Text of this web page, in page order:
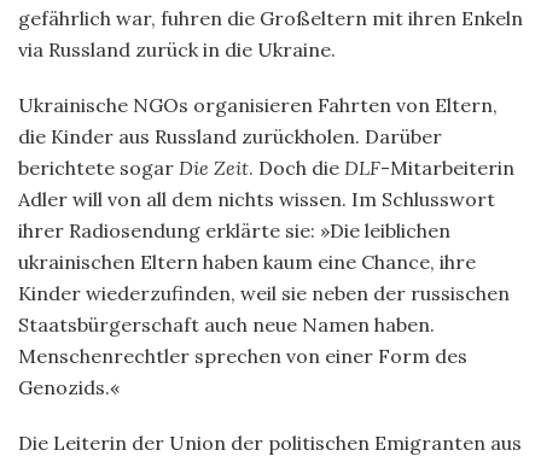
gefährlich war, fuhren die Großeltern mit ihren Enkeln
via Russland zurück in die Ukraine.
Ukrainische NGOs organisieren Fahrten von Eltern,
die Kinder aus Russland zurückholen. Darüber
berichtete sogar Die Zeit. Doch die DLF-Mitarbeiterin
Adler will von all dem nichts wissen. Im Schlusswort
ihrer Radiosendung erklärte sie: »Die leiblichen
ukrainischen Eltern haben kaum eine Chance, ihre
Kinder wiederzufinden, weil sie neben der russischen
Staatsbürgerschaft auch neue Namen haben.
Menschenrechtler sprechen von einer Form des
Genozids.«
Die Leiterin der Union der politischen Emigranten aus